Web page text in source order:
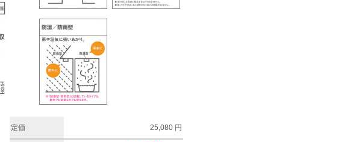
定価 25,080 円